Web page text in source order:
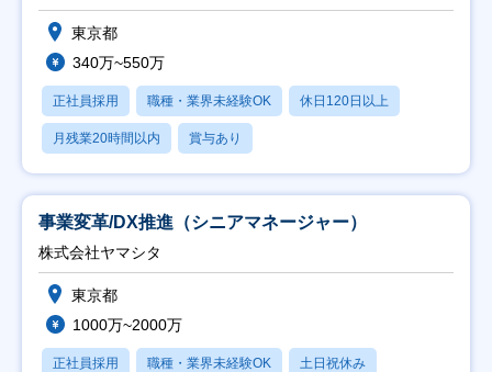
東京都
340万~550万
正社員採用 職種・業界未経験OK 休日120日以上
月残業20時間以内 賞与あり
事業変革/DX推進（シニアマネージャー）
株式会社ヤマシタ
東京都
1000万~2000万
正社員採用 職種・業界未経験OK 土日祝休み